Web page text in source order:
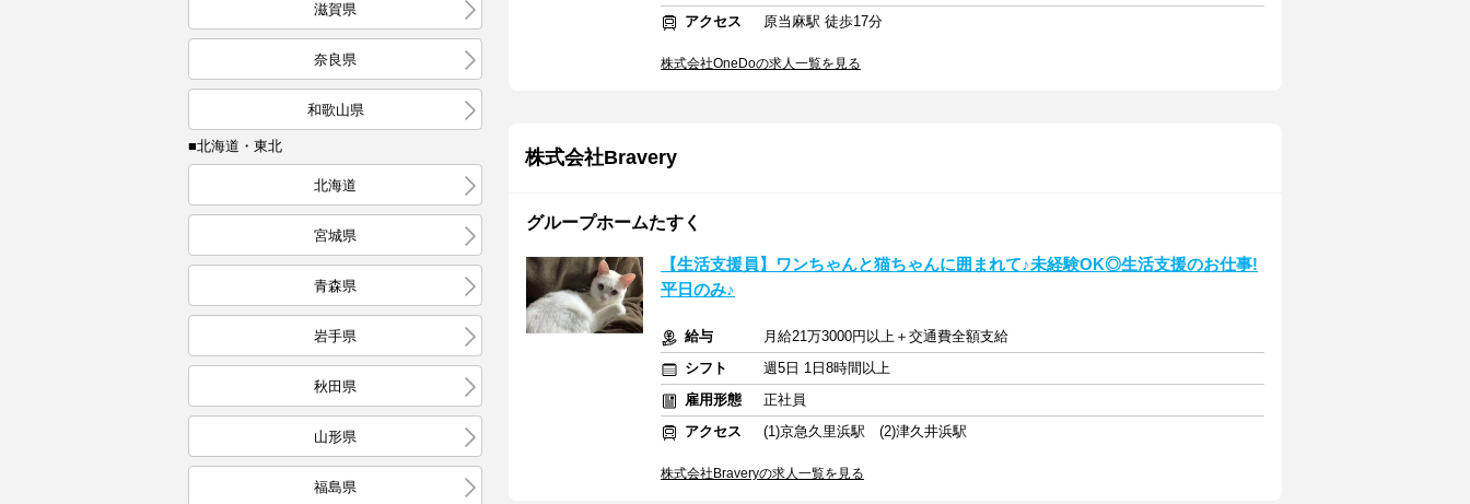
滋賀県
奈良県
和歌山県
■北海道・東北
北海道
宮城県
青森県
岩手県
秋田県
山形県
福島県
アクセス
原当麻駅 徒歩17分
株式会社OneDoの求人一覧を見る
株式会社Bravery
グループホームたすく
【生活支援員】ワンちゃんと猫ちゃんに囲まれて♪未経験OK◎生活支援のお仕事!
平日のみ♪
給与
月給21万3000円以上＋交通費全額支給
シフト
週5日 1日8時間以上
雇用形態
正社員
アクセス
(1)京急久里浜駅 (2)津久井浜駅
株式会社Braveryの求人一覧を見る